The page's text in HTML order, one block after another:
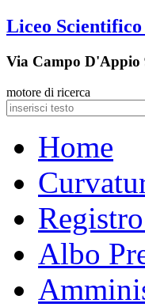
Liceo
Via Campo D'Appio
motore di ricerca
Home
Albo